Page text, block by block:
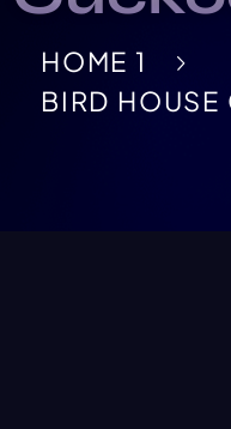
HOME 1
BIRD